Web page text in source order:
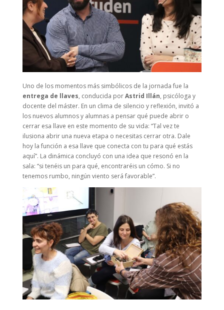
Uno de los momentos más simbólicos de la jornada fue la
entrega de llaves, conducida porAstrid Illán, psicóloga y
docente del máster. En un clima de silencio y reflexión, invitó a
los nuevos alumnos y alumnas a pensar qué puede abrir o
cerrar esa llave en este momento de su vida: “Tal vez te
ilusiona abrir una nueva etapa o necesitas cerrar otra. Dale
hoy la función a esa llave que conecta con tu para qué estás
aquí”. La dinámica concluyó con una idea que resonó en la
sala: “si tenéis un para qué, encontraréis un cómo. Si no
tenemos rumbo, ningún viento será favorable”.